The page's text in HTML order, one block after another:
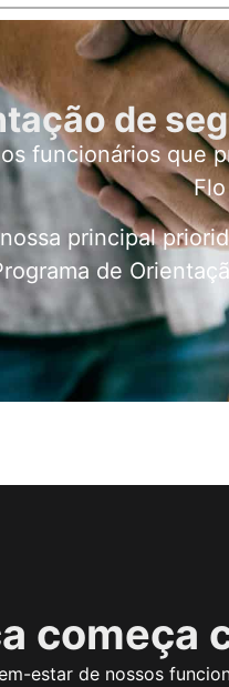
de
funcionários que
principal
de
começa
estar de nossos